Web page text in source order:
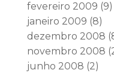
fevereiro 2009 (9)
janeiro 2009 (8)
dezembro 2008
novembro 2008
junho 2008 (2)